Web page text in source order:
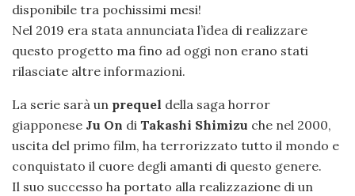
disponibile tra pochissimi mesi!
Nel 2019 era stata annunciata l’idea di realizzare
questo progetto ma fino ad oggi non erano stati
rilasciate altre informazioni.
La serie sarà un prequel della saga horror
giapponese Ju On di Takashi Shimizu che nel 2000,
uscita del primo film, ha terrorizzato tutto il mondo e
conquistato il cuore degli amanti di questo genere.
Il suo successo ha portato alla realizzazione di un